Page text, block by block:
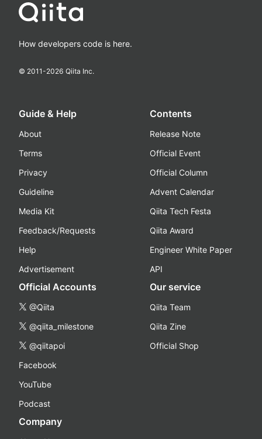
How developers code is here.
© 2011-2026 Qiita Inc.
Guide & Help
About
Terms
Privacy
Guideline
Media Kit
Feedback/Requests
Help
Advertisement
Contents
Release Note
Official Event
Official Column
Advent Calendar
Qiita Tech Festa
Qiita Award
Engineer White Paper
API
Official Accounts
@Qiita
@qiita_milestone
@qiitapoi
Facebook
YouTube
Podcast
Our service
Qiita Team
Qiita Zine
Official Shop
Company